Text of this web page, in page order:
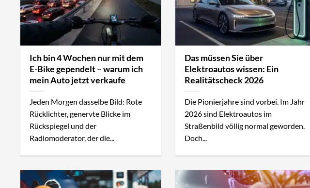
Ich bin 4 Wochen nur mit dem
E-Bike gependelt – warum ich
mein Auto jetzt verkaufe
Jeden Morgen dasselbe Bild: Rote
Rücklichter, genervte Blicke im
Rückspiegel und der
Radiomoderator, der die...
Das müssen Sie über
Elektroautos wissen: Ein
Realitätscheck 2026
Die Pionierjahre sind vorbei. Im Jahr
2026 sind Elektroautos im
Straßenbild völlig normal geworden.
Doch...